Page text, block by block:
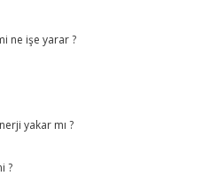
ne işe yarar ?
yakar mı ?
?